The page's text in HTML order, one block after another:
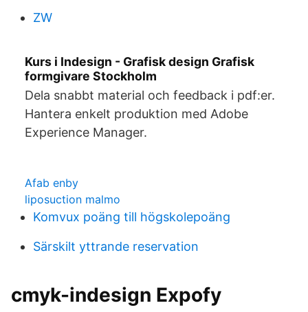
ZW
Kurs i Indesign - Grafisk design Grafisk
formgivare Stockholm
Dela snabbt material och feedback i pdf:er.
Hantera enkelt produktion med Adobe
Experience Manager.
Afab enby
liposuction malmo
Komvux poäng till högskolepoäng
Särskilt yttrande reservation
cmyk-indesign Expofy